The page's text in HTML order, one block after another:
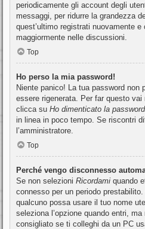
periodicamente gli account degli
messaggi, per ridurre la grandezza
quest’ultimo registrati nuovamente
maggiormente nelle discussioni.
Top
Ho perso la mia password!
Niente panico! La tua password non
essere rigenerata. Per far questo
clicca su Ho dimenticato la password
in linea in poco tempo. Se riscontri
l’amministratore.
Top
Perché vengo disconnesso
Se non selezioni Ricordami quando
connesso per un periodo
qualcuno possa usare il tuo nome
seleziona l’opzione quando entri,
consigliato se ti colleghi da un PC